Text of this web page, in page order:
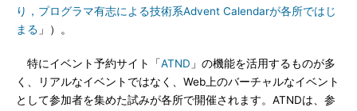
り，プログラマ有志による技術系Advent Calendarが各所ではじ
まる 」）。
特にイベント予約サイト「ATND 」の機能を活用するものが多
く、リアルなイベントではなく、Web上のバーチャルなイベント
として参加者を集めた試みが各所で開催されます。ATNDは、参